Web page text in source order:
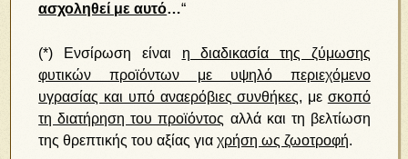
ασχοληθεί με αυτό…“
(*) Ενσίρωση είναι η διαδικασία της ζύμωσης
φυτικών προϊόντων με υψηλό περιεχόμενο
υγρασίας και υπό αναερόβιες συνθήκες, με σκοπό
τη διατήρηση του προϊόντος αλλά και τη βελτίωση
της θρεπτικής του αξίας γιαχρήση ως ζωοτροφή.